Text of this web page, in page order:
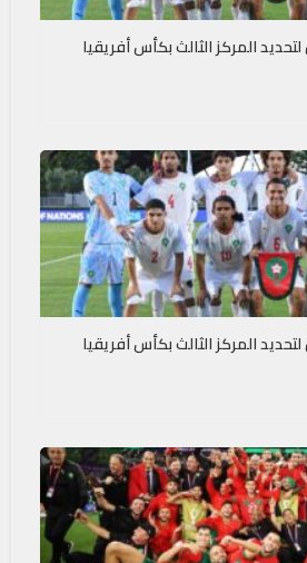
المركز الثالث بكأس أفريقيا
المركز الثالث بكأس أفريقيا